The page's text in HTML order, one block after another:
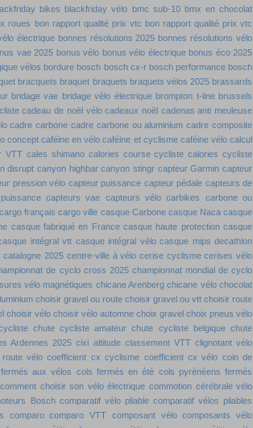
bikes blackfriday vélo bmc sub-10 bmx en chocolat
roues bon rapport qualité prix vtc bon rapport qualité prix vtc
électrique bonnes résolutions 2025 bonnes résolutions vélo
vae 2025 bonus vélo bonus vélo électrique bonus éco 2025
vélos bordure bosch bosch cx-r bosch performance bosch
bracquets braquet braquets braquets vélos 2025 brassards
bridage vae bridage vélo électrique brompton t-line brussels
cadeau de noël vélo cadeaux noël cadenas anti meuleuse
cadre carbone cadre carbone ou aluminium cadre composite
concept caféine en vélo caféine et cyclisme caféine vélo calcul
VTT cales shimano calories course cycliste calories cycliste
disrupt canyon highbar canyon stingr capteur Garmin capteur
pression vélo capteur puissance capteur pédale capteurs de
capteurs vae capteurs vélo carbikes
carbone ou
cargo français cargo ville casque Carbone casque Naca casque
casque fabriqué en France casque haute protection casque
intégral vtt casque intégral vélo casque mips decathlon
catalogne 2025 centre-ville à vélo cerise cyclisme cerises vélo
de cyclo cross 2025 championnat mondial de cyclo
vélo magnétiques chicane Arenberg chicane vélo chocolat
choisir gravel ou route choisir gravel ou vtt choisir route
choisir vélo choisir vélo automne choix gravel choix pneus vélo
chute cycliste amateur chute cycliste belgique chute
Ardennes 2025 cixi altitude classement VTT clignotant vélo
vélo coefficient cx cyclisme coefficient cx vélo coin de
aux vélos cols fermés en été cols pyrénéens fermés
comment choisir son vélo électrique commotion cérébrale vélo
Bosch comparatif vélo pliable comparatif vélos pliables
comparo comparo VTT composant vélo composants vélo